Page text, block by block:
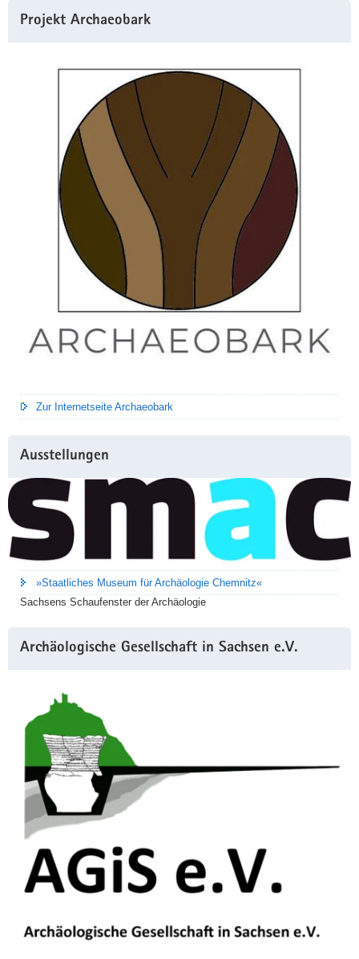
Projekt Archaeobark
Zur Internetseite Archaeobark
Ausstellungen
»Staatliches Museum für Archäologie Chemnitz«
Sachsens Schaufenster der Archäologie
Archäologische Gesellschaft in Sachsen e.V.